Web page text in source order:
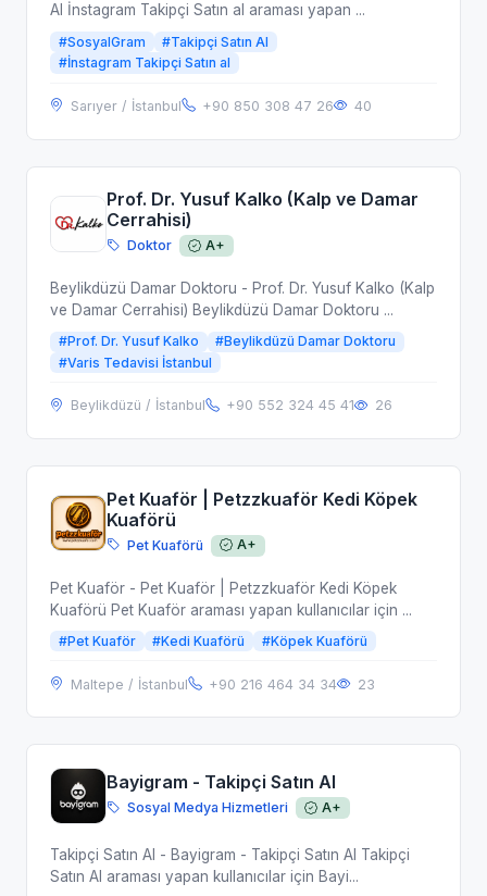
Al İnstagram Takipçi Satın al araması yapan ...
#SosyalGram
#Takipçi Satın Al
#İnstagram Takipçi Satın al
Sarıyer / İstanbul +90 850 308 47 26 40
Prof. Dr. Yusuf Kalko (Kalp ve Damar
Cerrahisi)
Doktor A+
Beylikdüzü Damar Doktoru - Prof. Dr. Yusuf Kalko (Kalp
ve Damar Cerrahisi) Beylikdüzü Damar Doktoru ...
#Prof. Dr. Yusuf Kalko
#Beylikdüzü Damar Doktoru
#Varis Tedavisi İstanbul
Beylikdüzü / İstanbul +90 552 324 45 41 26
Pet Kuaför | Petzzkuaför Kedi Köpek
Kuaförü
Pet Kuaförü A+
Pet Kuaför - Pet Kuaför | Petzzkuaför Kedi Köpek
Kuaförü Pet Kuaför araması yapan kullanıcılar için ...
#Pet Kuaför #Kedi Kuaförü #Köpek Kuaförü
Maltepe / İstanbul +90 216 464 34 34 23
Bayigram - Takipçi Satın Al
Sosyal Medya Hizmetleri A+
Takipçi Satın Al - Bayigram - Takipçi Satın Al Takipçi
Satın Al araması yapan kullanıcılar için Bayi...